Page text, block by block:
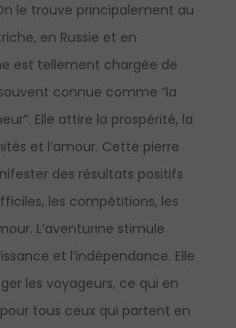
le trouve principalement au
en Russie et en
est tellement chargée de
connue comme “la
Elle attire la prospérité, la
et l’amour. Cette pierre
des résultats positifs
les compétitions, les
L’aventurine stimule
et l’indépendance. Elle
les voyageurs, ce qui en
tous ceux qui partent en